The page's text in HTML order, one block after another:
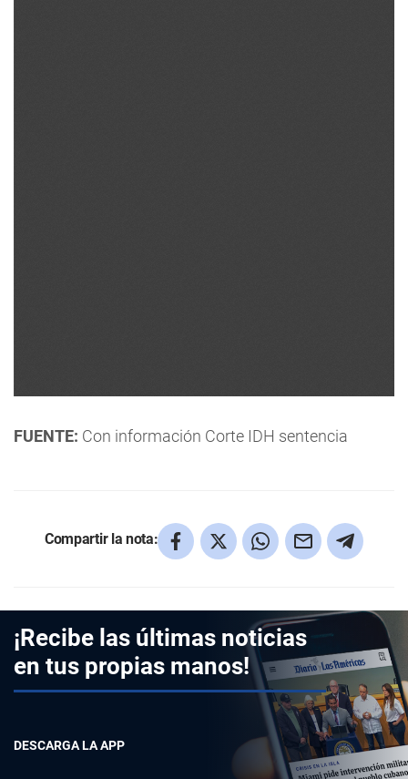
FUENTE: Con información Corte IDH sentencia
Compartir la nota:
¡Recibe las últimas noticias
en tus propias manos!
DESCARGA LA APP